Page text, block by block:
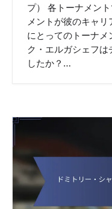
プ） 各トーナメン
メントが彼のキャ
にとってのトーナ
ク・エルガシェフは
したか？…